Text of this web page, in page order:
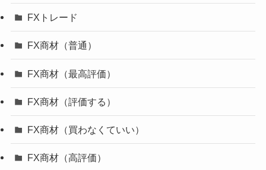
FXトレード
FX商材（普通）
FX商材（最高評価）
FX商材（評価する）
FX商材（買わなくていい）
FX商材（高評価）